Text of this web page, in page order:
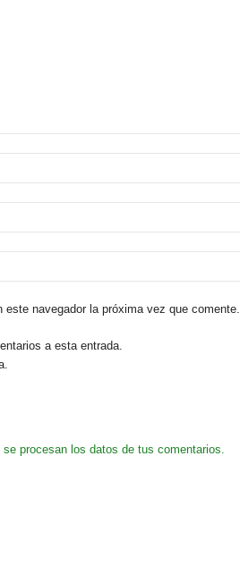
navegador la próxima vez que comente.
a esta entrada.
se procesan los datos de tus comentarios.